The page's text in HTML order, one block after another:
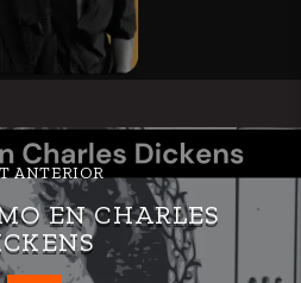
ANTERIOR
EN CHARLES